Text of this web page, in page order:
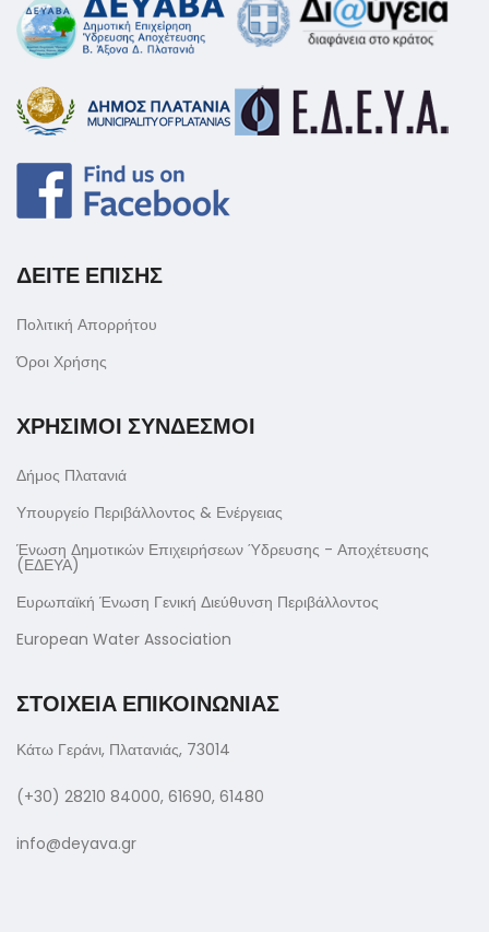
ΔΕΙΤΕ ΕΠΙΣΗΣ
Πολιτική Απορρήτου
Όροι Χρήσης
ΧΡΗΣΙΜΟΙ ΣΥΝΔΕΣΜΟΙ
Δήμος Πλατανιά
Υπουργείο Περιβάλλοντος & Ενέργειας
Ένωση Δημοτικών Επιχειρήσεων Ύδρευσης - Αποχέτευσης
(ΕΔΕΥΑ)
Ευρωπαϊκή Ένωση Γενική Διεύθυνση Περιβάλλοντος
European Water Association
ΣΤΟΙΧΕΙΑ ΕΠΙΚΟΙΝΩΝΙΑΣ
Κάτω Γεράνι, Πλατανιάς, 73014
(+30) 28210 84000, 61690, 61480
info@deyava.gr